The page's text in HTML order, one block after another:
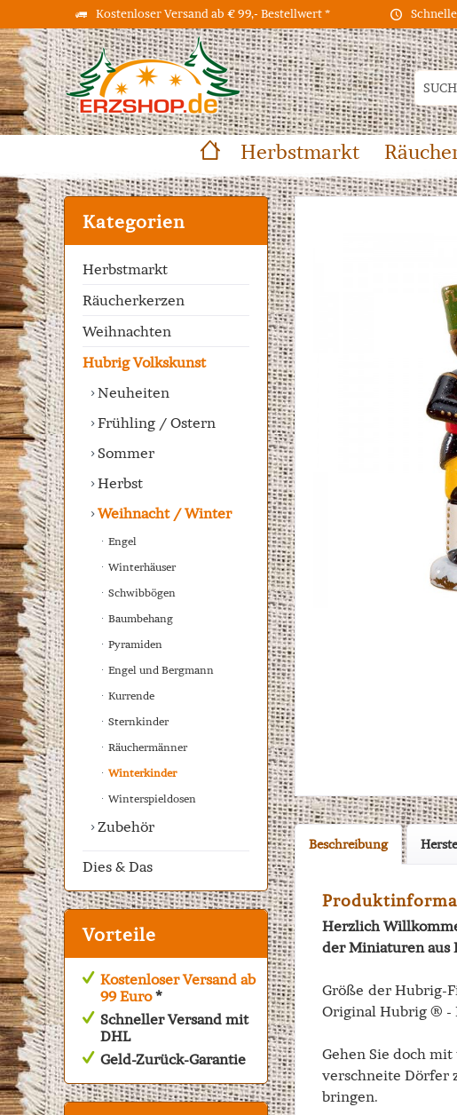
Kostenloser Versand ab € 99,- Bestellwert *
Herbstmarkt
Kategorien
Herbstmarkt
Räucherkerzen
Weihnachten
Hubrig Volkskunst
Neuheiten
Frühling / Ostern
Sommer
Herbst
Weihnacht / Winter
Engel
Winterhäuser
Schwibbögen
Baumbehang
Pyramiden
Engel und Bergmann
Kurrende
Sternkinder
Räuchermänner
Winterkinder
Winterspieldosen
Zubehör
Dies & Das
Vorteile
Kostenloser Versand ab
99 Euro*
Schneller Versand mit
DHL
Geld-Zurück-Garantie
Beschreibung
Herzlich
der Miniaturen aus
Größe der Hubrig-
Original Hubrig ® -
Gehen Sie doch
verschneite Dörfer
bringen.